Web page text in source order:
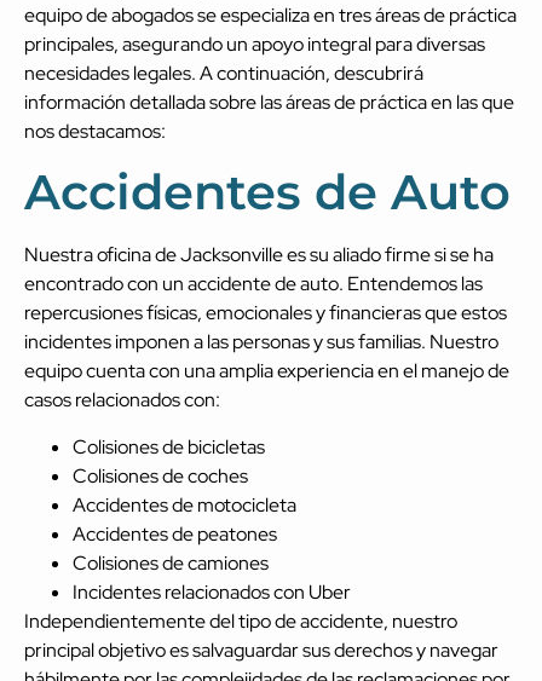
equipo de abogados se especializa en tres áreas de práctica
principales, asegurando un apoyo integral para diversas
necesidades legales. A continuación, descubrirá
información detallada sobre las áreas de práctica en las que
nos destacamos:
Accidentes de Auto
Nuestra oficina de Jacksonville es su aliado firme si se ha
encontrado con un accidente de auto. Entendemos las
repercusiones físicas, emocionales y financieras que estos
incidentes imponen a las personas y sus familias. Nuestro
equipo cuenta con una amplia experiencia en el manejo de
casos relacionados con:
Colisiones de bicicletas
Colisiones de coches
Accidentes de motocicleta
Accidentes de peatones
Colisiones de camiones
Incidentes relacionados con Uber
Independientemente del tipo de accidente, nuestro
principal objetivo es salvaguardar sus derechos y navegar